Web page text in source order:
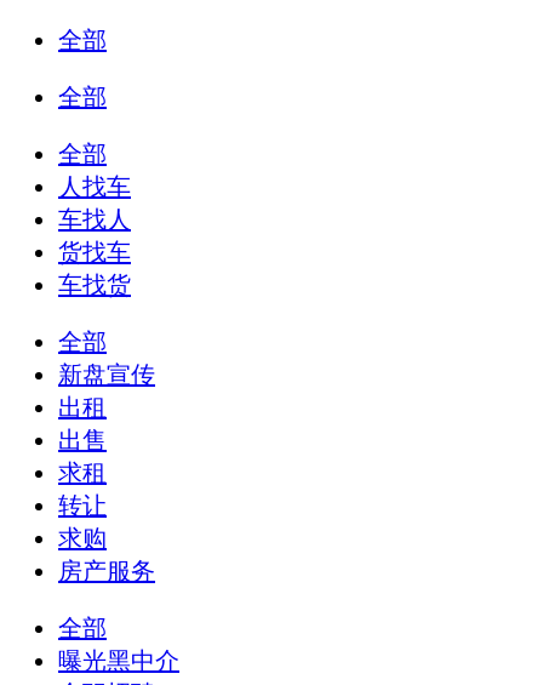
全部
全部
全部
人找车
车找人
货找车
车找货
全部
新盘宣传
出租
出售
求租
转让
求购
房产服务
全部
曝光黑中介